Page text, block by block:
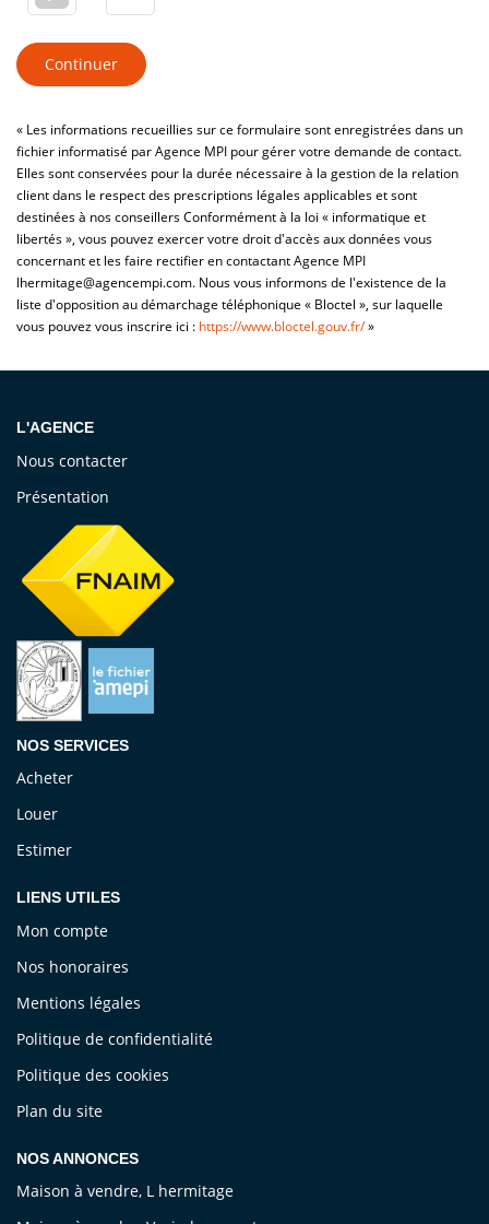
Continuer
« Les informations recueillies sur ce formulaire sont enregistrées dans un
fichier informatisé par Agence MPI pour gérer votre demande de contact.
Elles sont conservées pour la durée nécessaire à la gestion de la relation
client dans le respect des prescriptions légales applicables et sont
destinées à nos conseillers Conformément à la loi « informatique et
libertés », vous pouvez exercer votre droit d'accès aux données vous
concernant et les faire rectifier en contactant Agence MPI
lhermitage@agencempi.com. Nous vous informons de l'existence de la
liste d'opposition au démarchage téléphonique « Bloctel », sur laquelle
vous pouvez vous inscrire ici : https://www.bloctel.gouv.fr/»
L'AGENCE
Nous contacter
Présentation
NOS SERVICES
Acheter
Louer
Estimer
LIENS UTILES
Mon compte
Nos honoraires
Mentions légales
Politique de confidentialité
Politique des cookies
Plan du site
NOS ANNONCES
Maison à vendre, L hermitage